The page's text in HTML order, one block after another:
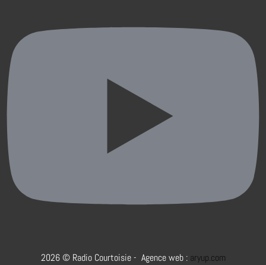
2026 © Radio Courtoisie - Agence web : aryup.com